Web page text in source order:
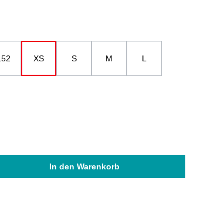
XS S M L
den gewünschten Wert ein
In den Warenkorb